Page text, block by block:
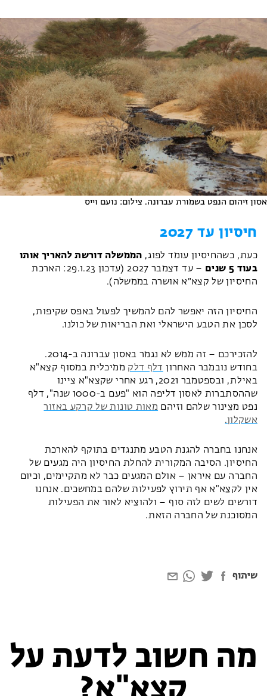
אסון זיהום הנפט בשמורת עברונה. צילום: נועם וייס
חיסיון עד 2027
כעת, כשהחיסיון עומד לפוג, הממשלה דורשת להאריך אותו
בעוד 5 שנים
– עד דצמבר 2027 (עדכון 29.1.23: הארכת
החיסיון של קצא״א אושרה בממשלה).
החיסיון הזה יאפשר להם להמשיך לפעול באפס שקיפות,
לסכן את הטבע הישראלי ואת הבריאות של כולנו.
להזכירכם – זה ממש לא נגמר באסון עברונה ב-2014.
בחודש נובמבר האחרון דלף דלק ממיכלית במסוף קצא"א
באילת, ובספטמבר 2021, רגע אחרי שקצא"א ציינו
שההסתברות לאסון דליפה הוא "פעם ב-1000 שנה", דלף
נפט מצינור שלהם וזיהם מאות טונות של קרקע באזור
אשקלון.
אנחנו בחברה להגנת הטבע מתנגדים בתוקף להארכת
החיסיון. הסיבה המקורית להחלת החיסיון היה מגעים של
החברה עם איראן – אולם המגעים כבר לא מתקיימים, וכיום
אין לקצא"א אף תירוץ לפעילות שלהם במחשכים. אנחנו
דורשים לשים לזה סוף – ולהוציא לאור את הפעילות
המסוכנת של החברה הזאת.
שיתוף
מה חשוב לדעת על